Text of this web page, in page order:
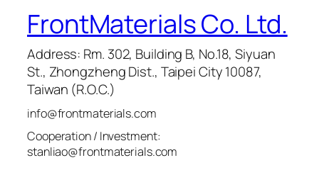
FrontMaterials Co. Ltd.
Address: Rm. 302, Building B, No.18, Siyuan
St., Zhongzheng Dist., Taipei City 10087,
Taiwan (R.O.C.)
info@frontmaterials.com
Cooperation / Investment:
stanliao@frontmaterials.com